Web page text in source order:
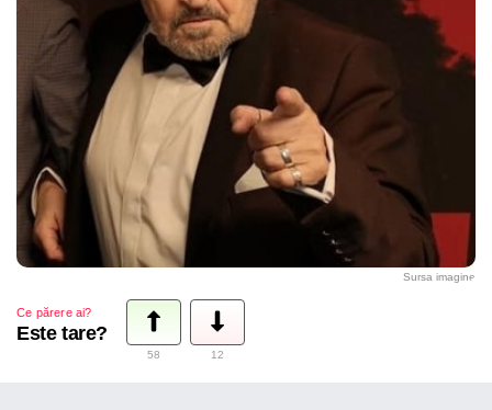
Sursa imagine
Ce părere ai?
Este tare?
58 12